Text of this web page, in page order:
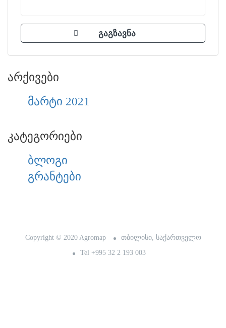
არქივები
მარტი 2021
კატეგორიები
ბლოგი
გრანტები
Copyright © 2020 Agromap
თბილისი, საქართველო
Tel +995 32 2 193 003